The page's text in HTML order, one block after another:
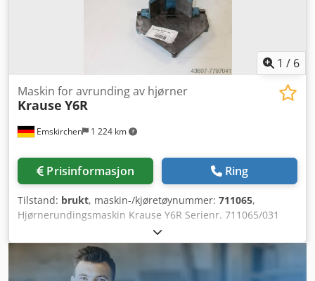
1 / 6
Emskirchen 1 224 km
Maskin for avrunding av hjørner
Krause Y6R
Prisinformasjon Ring
Tilstand: brukt, maskin-/kjøretøynummer: 711065,
Hjørnerundingsmaskin Krause Y6R Serienr. 711065/031
Csdpfx Aksiq Tlvjnoha Bordmodell Online videoinspeksjon
via Skype Vi vil gjerne ha besøk av deg – flere maskiner på
lager Tilgjengelig umiddelbart – kan inspiseres På lager i
Emskirchen/Nürnberg – kan testes